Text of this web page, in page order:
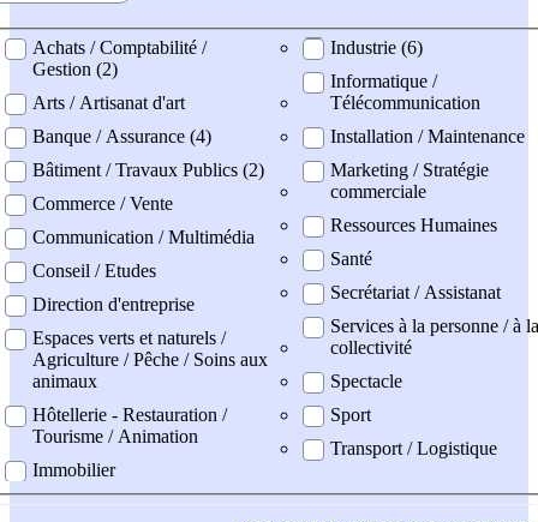
professionel
Achats / Comptabilité /
Gestion (2)
Arts / Artisanat d'art
Banque / Assurance (4)
Bâtiment / Travaux Publics (2)
Commerce / Vente
Communication / Multimédia
Conseil / Etudes
Direction d'entreprise
Espaces verts et naturels /
Agriculture / Pêche / Soins aux
animaux
Hôtellerie - Restauration /
Tourisme / Animation
Immobilier
Industrie (6)
Informatique /
Télécommunication
Installation / Maintenance
Marketing / Stratégie
commerciale
Ressources Humaines
Santé
Secrétariat / Assistanat
Services à la personne / à la
collectivité
Spectacle
Sport
Transport / Logistique